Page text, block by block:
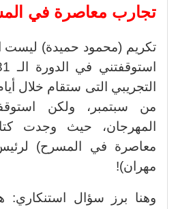
تجارب معاصرة في
تكريم (محمود حميدة) ليست
التجريبي التى ستقام خلال
من سبتمبر، ولكن
المهرجان، حيث وجدت
معاصرة في المسرح)
مهران)!
وهنا برز سؤال استنكاري: